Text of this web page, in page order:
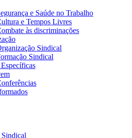
e Saúde no Trabalho
e Tempos Livres
às discriminações
Sindical
Sindical